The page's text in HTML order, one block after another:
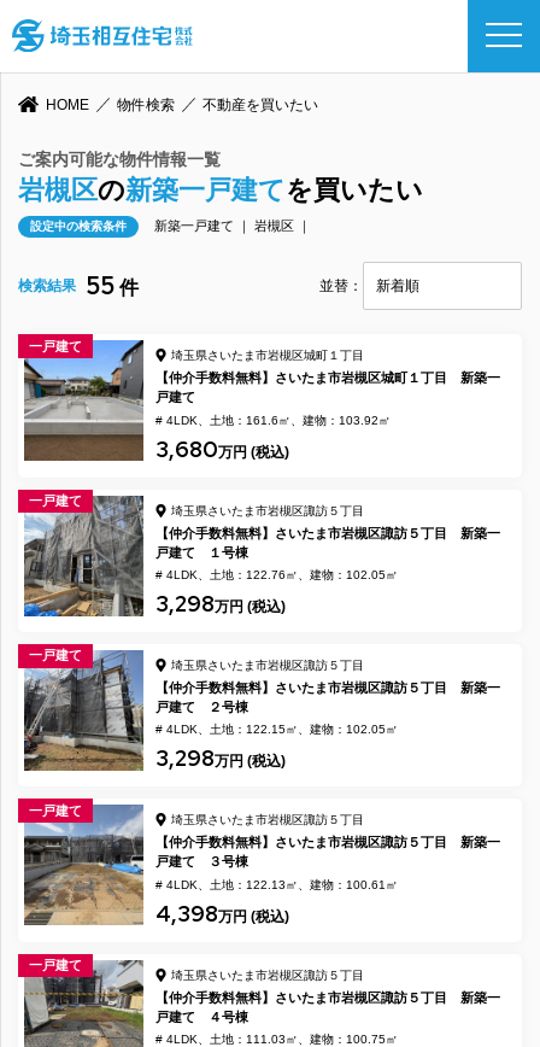
HOME 物件検索 不動産を買いたい
ご案内可能な物件情報一覧
岩槻区の新築一戸建てを買いたい
設定中の検索条件 新築一戸建て ｜ 岩槻区 ｜
検索結果 55 件 並替：
一戸建て
埼玉県さいたま市岩槻区城町１丁目
【仲介手数料無料】さいたま市岩槻区城町１丁目 新築一
戸建て
# 4LDK 土地：161.6㎡ 建物：103.92㎡
3,680万円 (税込)
一戸建て
埼玉県さいたま市岩槻区諏訪５丁目
【仲介手数料無料】さいたま市岩槻区諏訪５丁目 新築一
戸建て １号棟
# 4LDK 土地：122.76㎡ 建物：102.05㎡
3,298万円 (税込)
一戸建て
埼玉県さいたま市岩槻区諏訪５丁目
【仲介手数料無料】さいたま市岩槻区諏訪５丁目 新築一
戸建て ２号棟
# 4LDK 土地：122.15㎡ 建物：102.05㎡
3,298万円 (税込)
一戸建て
埼玉県さいたま市岩槻区諏訪５丁目
【仲介手数料無料】さいたま市岩槻区諏訪５丁目 新築一
戸建て ３号棟
# 4LDK 土地：122.13㎡ 建物：100.61㎡
4,398万円 (税込)
一戸建て
埼玉県さいたま市岩槻区諏訪５丁目
【仲介手数料無料】さいたま市岩槻区諏訪５丁目 新築一
戸建て ４号棟
# 4LDK 土地：111.03㎡ 建物：100.75㎡